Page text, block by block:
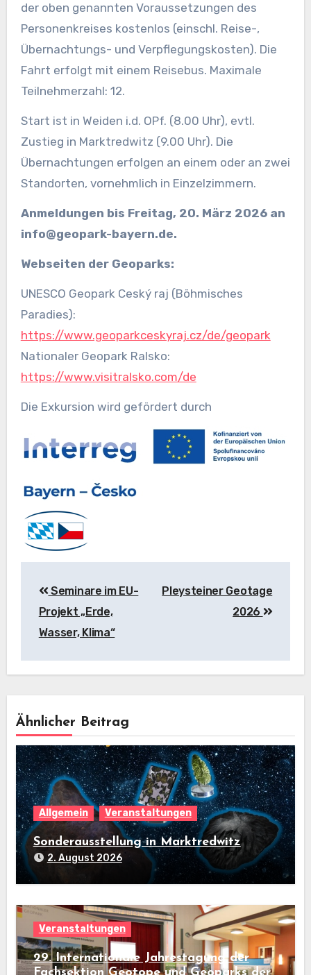
der oben genannten Voraussetzungen des
Personenkreises kostenlos (einschl. Reise-,
Übernachtungs- und Verpflegungskosten). Die
Fahrt erfolgt mit einem Reisebus. Maximale
Teilnehmerzahl: 12.
Start ist in Weiden i.d. OPf. (8.00 Uhr), evtl.
Zustieg in Marktredwitz (9.00 Uhr). Die
Übernachtungen erfolgen an einem oder an zwei
Standorten, vornehmlich in Einzelzimmern.
Anmeldungen bis Freitag, 20. März 2026 an
info@geopark-bayern.de.
Webseiten der Geoparks:
UNESCO Geopark Ceský raj (Böhmisches
Paradies):
https://www.geoparkceskyraj.cz/de/geopark
Nationaler Geopark Ralsko:
https://www.visitralsko.com/de
Die Exkursion wird gefördert durch
Seminare im EU-
Projekt „Erde,
Wasser, Klima“
Pleysteiner Geotage
2026
Ähnlicher Beitrag
Allgemein Veranstaltungen
Sonderausstellung in Marktredwitz
2. August 2026
Veranstaltungen
29. Internationale Jahrestagung der
Fachsektion Geotope und Geoparks der